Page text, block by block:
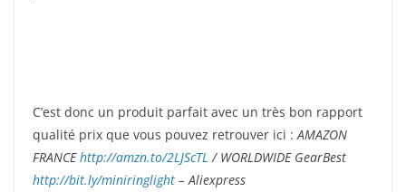
C’est donc un produit parfait avec un très bon rapport
qualité prix que vous pouvez retrouver ici : AMAZON
FRANCEhttp://amzn.to/2LJScTL / WORLDWIDE GearBest
http://bit.ly/miniringlight – Aliexpress